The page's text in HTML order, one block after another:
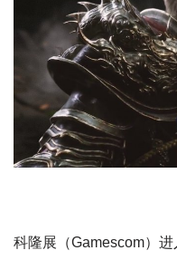
科隆展（Gamescom）